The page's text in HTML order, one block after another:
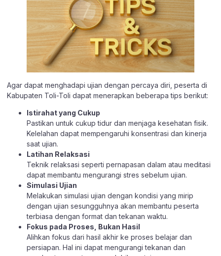
Agar dapat menghadapi ujian dengan percaya diri, peserta di
Kabupaten Toli-Toli dapat menerapkan beberapa tips berikut:
Istirahat yang Cukup
Pastikan untuk cukup tidur dan menjaga kesehatan fisik.
Kelelahan dapat mempengaruhi konsentrasi dan kinerja
saat ujian.
Latihan Relaksasi
Teknik relaksasi seperti pernapasan dalam atau meditasi
dapat membantu mengurangi stres sebelum ujian.
Simulasi Ujian
Melakukan simulasi ujian dengan kondisi yang mirip
dengan ujian sesungguhnya akan membantu peserta
terbiasa dengan format dan tekanan waktu.
Fokus pada Proses, Bukan Hasil
Alihkan fokus dari hasil akhir ke proses belajar dan
persiapan. Hal ini dapat mengurangi tekanan dan